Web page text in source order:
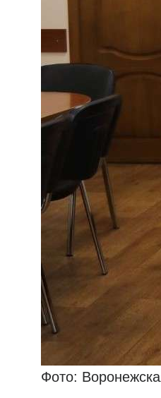
Фото: